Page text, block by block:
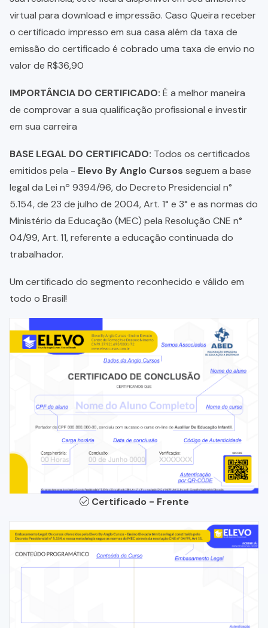
virtual para download e impressão. Caso Queira receber
o certificado impresso em sua casa além da taxa de
emissão do certificado é cobrado uma taxa de envio no
valor de R$36,90
IMPORTÂNCIA DO CERTIFICADO: É a melhor maneira
de comprovar a sua qualificação profissional e investir
em sua carreira
BASE LEGAL DO CERTIFICADO: Todos os certificados
emitidos pela - Elevo By Anglo Cursos seguem a base
legal da Lei nº 9394/96, do Decreto Presidencial n°
5.154, de 23 de julho de 2004, Art. 1° e 3° e as normas do
Ministério da Educação (MEC) pela Resolução CNE n°
04/99, Art. 11, referente a educação continuada do
trabalhador.
Um certificado do segmento reconhecido e válido em
todo o Brasil!
Certificado - Frente